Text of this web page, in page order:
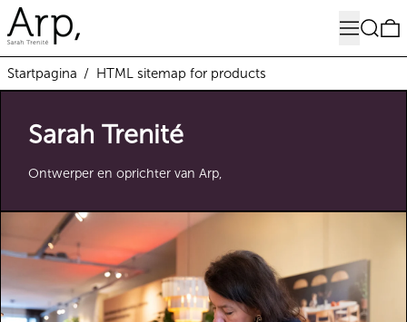
MenuZoeken
Startpagina / HTML sitemap for products
Sarah Trenité
Ontwerper en oprichter van Arp,